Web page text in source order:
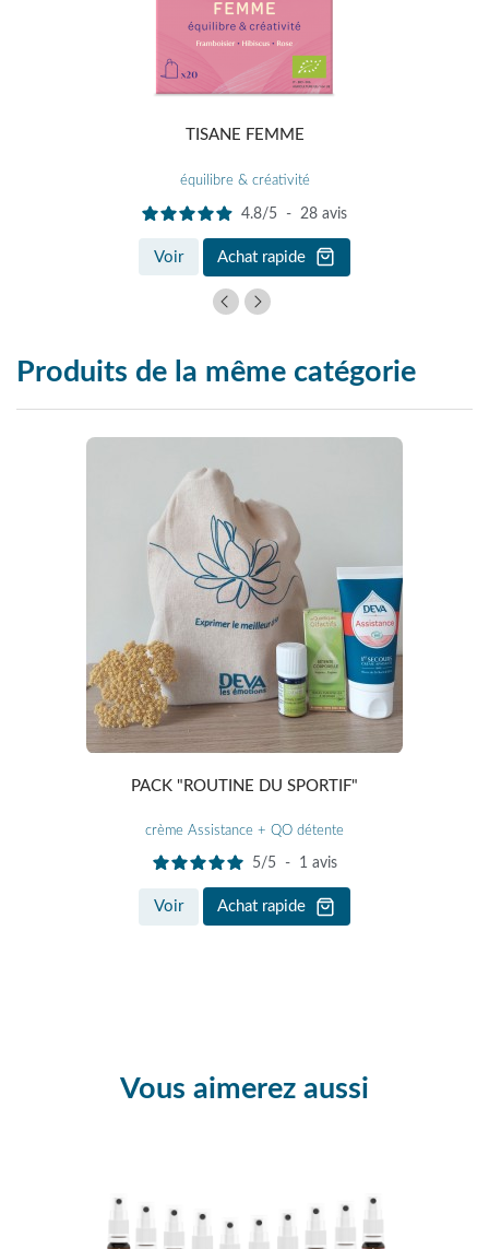
TISANE FEMME
équilibre & créativité
4.8/5 - 28 avis
Voir Achat rapide
Produits de la même catégorie
PACK "ROUTINE DU SPORTIF"
crème Assistance + QO détente
5/5 - 1 avis
Voir Achat rapide
Vous aimerez aussi